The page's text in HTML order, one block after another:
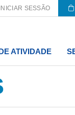
SESSÃO
ATIVIDADE